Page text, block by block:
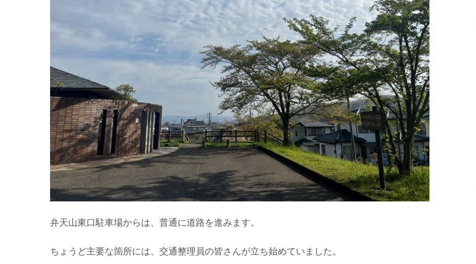
弁天山東口駐車場からは、普通に道路を進みます。
ちょうど主要な箇所には、交通整理員の皆さんが立ち始めていました。